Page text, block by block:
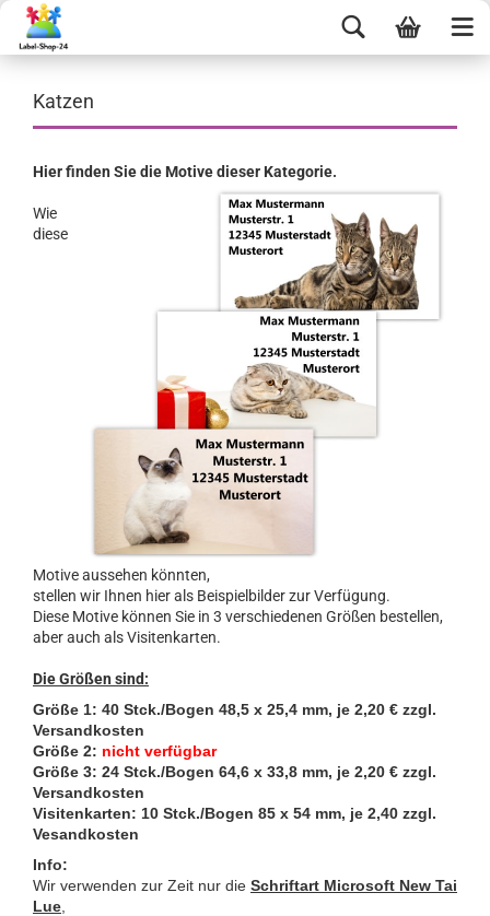
Katzen
Hier finden Sie die Motive dieser Kategorie.
Wie
diese
Motive aussehen könnten,
stellen wir Ihnen hier als Beispielbilder zur Verfügung.
Diese Motive können Sie in 3 verschiedenen Größen bestellen,
aber auch als Visitenkarten.
Die Größen sind:
Größe 1: 40 Stck./Bogen 48,5 x 25,4 mm, je 2,20 € zzgl.
Versandkosten
Größe 2: nicht verfügbar
Größe 3: 24 Stck./Bogen 64,6 x 33,8 mm, je 2,20 € zzgl.
Versandkosten
Visitenkarten: 10 Stck./Bogen 85 x 54 mm, je 2,40 zzgl.
Vesandkosten
Info:
Wir verwenden zur Zeit nur die Schriftart Microsoft New Tai
Lue